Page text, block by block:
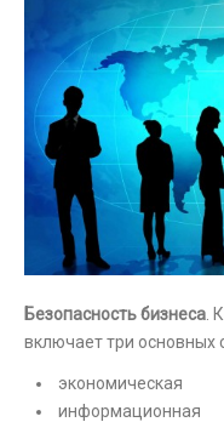
Безопасность бизнеса .
включает три основных
экономическая
информационная